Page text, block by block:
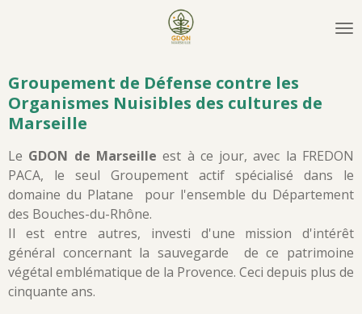
principal
Groupement de Défense contre les
Organismes Nuisibles des cultures de
Marseille
Le GDON de Marseilleest à ce jour, avec la FREDON
PACA, le seul Groupement actif spécialisé dans le
domaine du Platane pour l'ensemble du Département
des Bouches-du-Rhône.
Il est entre autres, investi d'une mission d'intérêt
général concernant la sauvegarde de ce patrimoine
végétal emblématique de la Provence. Ceci depuis plus de
cinquante ans.